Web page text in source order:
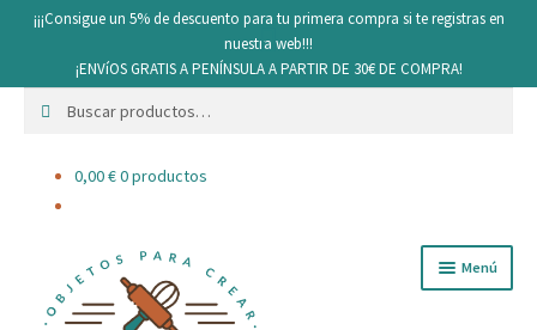
¡¡¡Consigue un 5% de descuento para tu primera compra si te registras en
nuestra web!!!
¡ENVíOS GRATIS A PENÍNSULA A PARTIR DE 30€ DE COMPRA!
Buscar
0,00€0 productos
contenido
Menú